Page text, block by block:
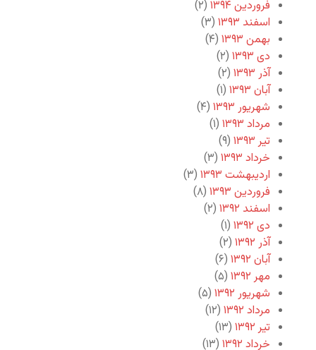
فروردین ۱۳۹۴
(۲)
اسفند ۱۳۹۳
(۳)
بهمن ۱۳۹۳
(۴)
دی ۱۳۹۳
(۲)
آذر ۱۳۹۳
(۲)
آبان ۱۳۹۳
(۱)
شهریور ۱۳۹۳
(۴)
مرداد ۱۳۹۳
(۱)
تیر ۱۳۹۳
(۹)
خرداد ۱۳۹۳
(۳)
اردیبهشت ۱۳۹۳
(۳)
فروردین ۱۳۹۳
(۸)
اسفند ۱۳۹۲
(۲)
دی ۱۳۹۲
(۱)
آذر ۱۳۹۲
(۲)
آبان ۱۳۹۲
(۶)
مهر ۱۳۹۲
(۵)
شهریور ۱۳۹۲
(۵)
مرداد ۱۳۹۲
(۱۲)
تیر ۱۳۹۲
(۱۳)
خرداد ۱۳۹۲
(۱۳)